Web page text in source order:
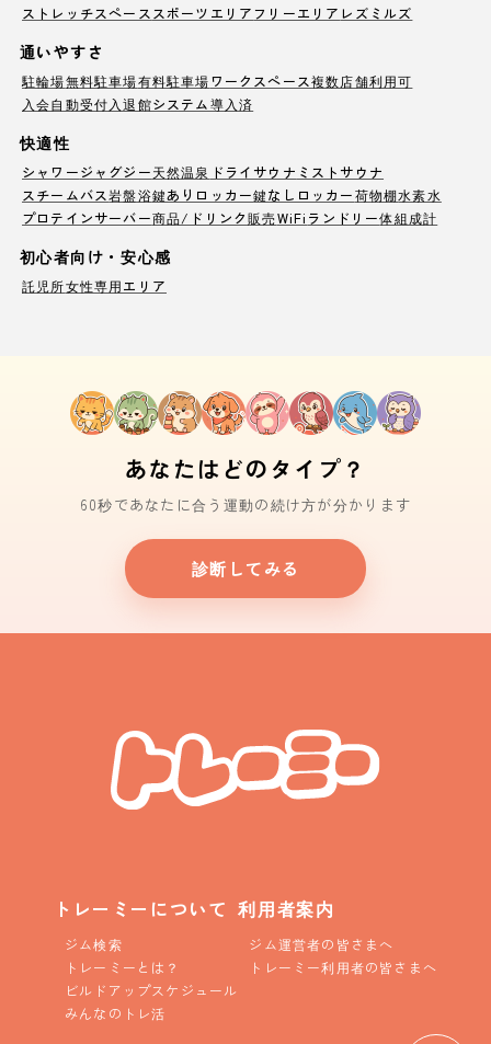
ストレッチスペース スポーツエリア フリーエリア レズミルズ
通いやすさ
駐輪場無料駐車場有料駐車場ワークスペース複数店舗利用可
入会自動受付 入退館システム導入済
快適性
シャワージャグジー天然温泉 ドライサウナ ミストサウナ
スチームバス岩盤浴鍵ありロッカー鍵なしロッカー荷物棚水素水
プロテインサーバー商品/ドリンク販売WiFi ランドリー体組成計
初心者向け・安心感
託児所女性専用エリア
あなたはどのタイプ？
60秒であなたに合う運動の続け方が分かります
診断してみる
トレーミーについて
ジム検索
トレーミーとは？
ビルドアップスケジュール
みんなのトレ活
利用者案内
ジム運営者の皆さまへ
トレーミー利用者の皆さまへ